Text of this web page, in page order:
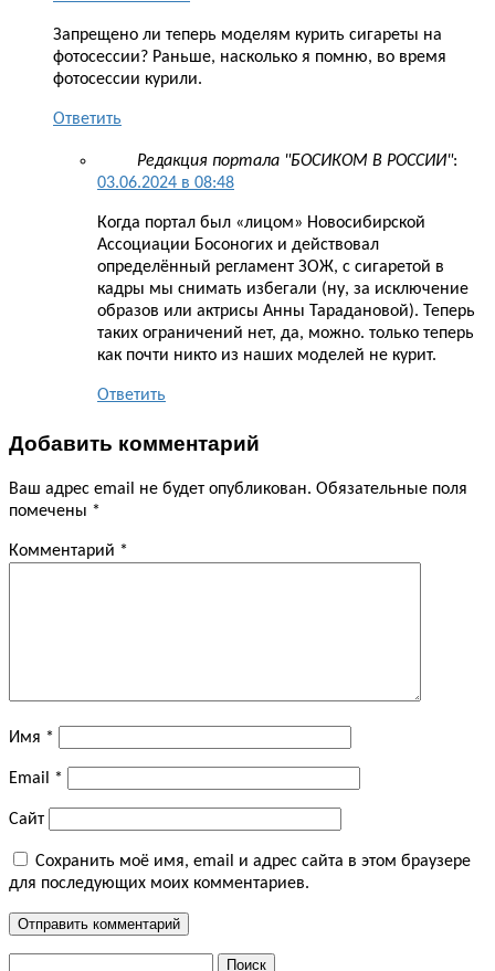
Запрещено ли теперь моделям курить сигареты на
фотосессии? Раньше, насколько я помню, во время
фотосессии курили.
Ответить
Редакция портала "БОСИКОМ В РОССИИ":
03.06.2024 в 08:48
Когда портал был «лицом» Новосибирской
Ассоциации Босоногих и действовал
определённый регламент ЗОЖ, с сигаретой в
кадры мы снимать избегали (ну, за исключение
образов или актрисы Анны Тарадановой). Теперь
таких ограничений нет, да, можно. только теперь
как почти никто из наших моделей не курит.
Ответить
Добавить комментарий
Ваш адрес email не будет опубликован. Обязательные поля
помечены *
Комментарий *
Имя *
Email *
Сайт
Сохранить моё имя, email и адрес сайта в этом браузере
для последующих моих комментариев.